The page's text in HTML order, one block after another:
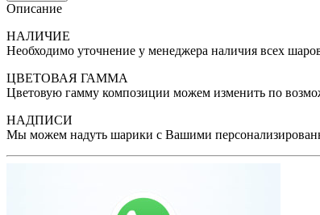
Описание
НАЛИЧИЕ
Необходимо уточнение у менеджера наличия всех
ЦВЕТОВАЯ ГАММА
Цветовую гамму композиции можем изменить по
НАДПИСИ
Мы можем надуть шарики с Вашими